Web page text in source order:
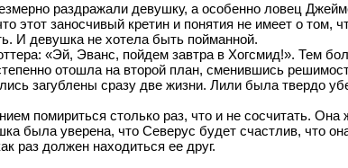
раздражали девушку, а особенно ловец
этот заносчивый кретин и понятия не имеет о том,
И девушка не хотела быть пойманной.
«Эй, Эванс, пойдем завтра в Хогсмид!». Тем
отошла на второй план, сменившись
загублены сразу две жизни. Лили была твердо
помириться столько раз, что и не сосчитать. Она
была уверена, что Северус будет счастлив, что
раз должен находиться ее друг.